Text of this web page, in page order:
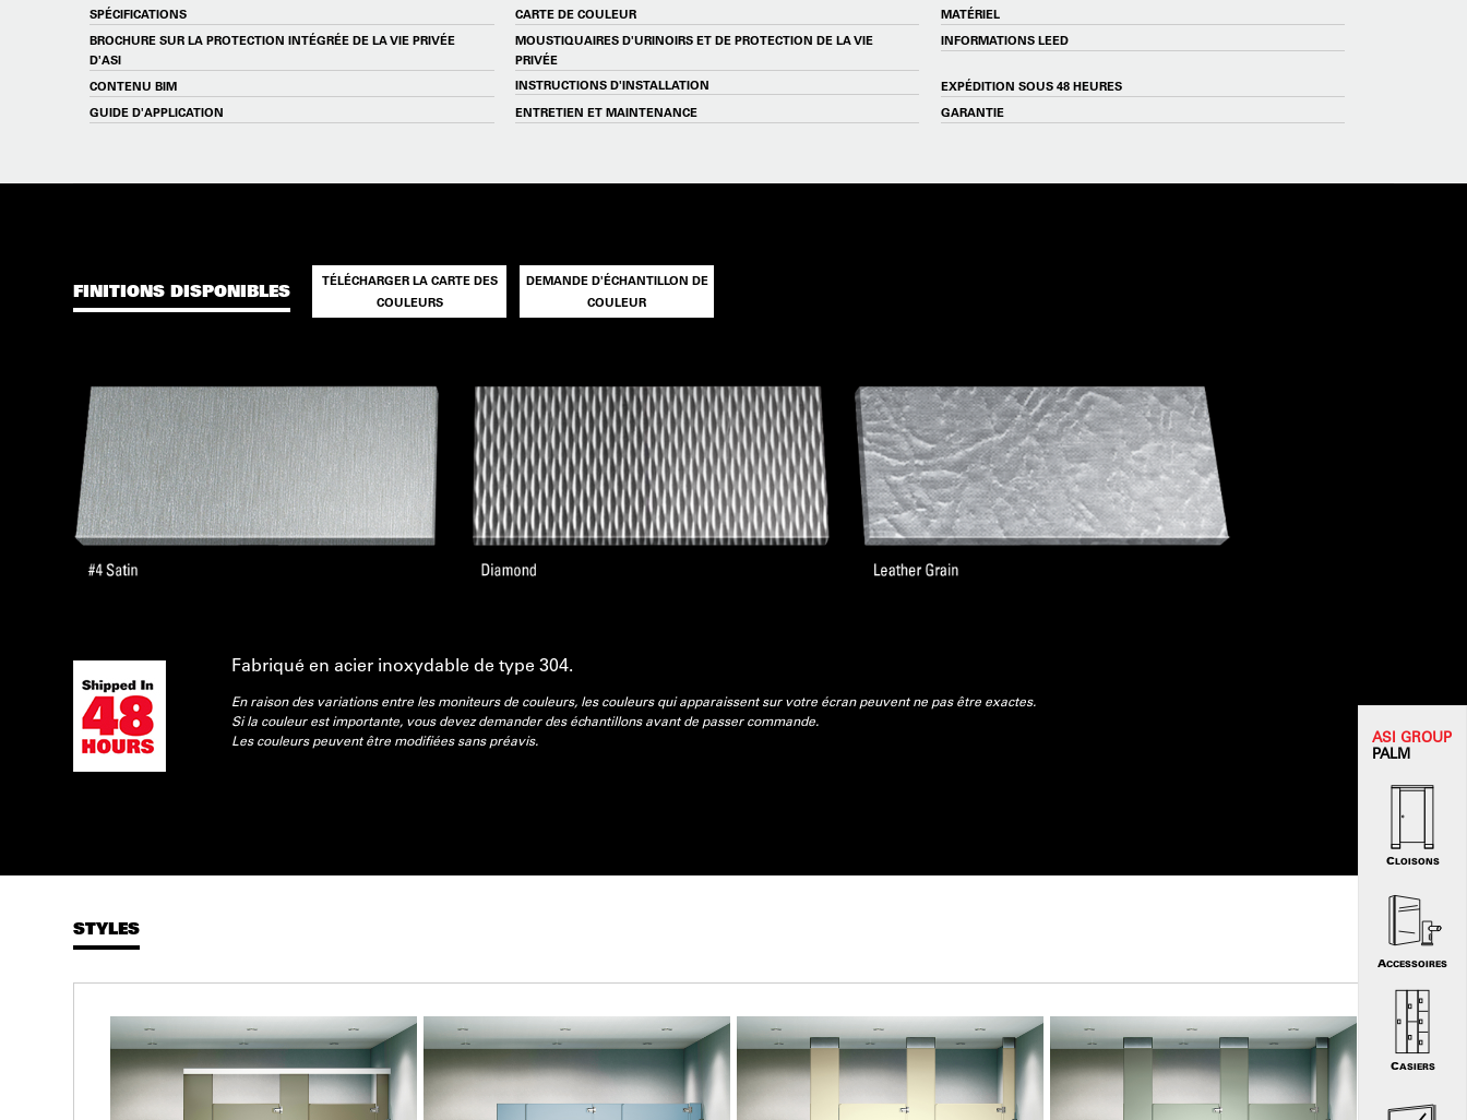
SPÉCIFICATIONS CARTE DE COULEUR
MATÉRIEL
BROCHURE SUR LA PROTECTION INTÉGRÉE DE LA VIE PRIVÉE
D'ASI
MOUSTIQUAIRES D'URINOIRS ET DE PROTECTION DE LA VIE
PRIVÉE
INFORMATIONS LEED
CONTENU BIM INSTRUCTIONS D'INSTALLATION
EXPÉDITION SOUS 48 HEURES
GUIDE D'APPLICATION
ENTRETIEN ET MAINTENANCE GARANTIE
FINITIONS DISPONIBLES
TÉLÉCHARGER LA CARTE DES
COULEURS
DEMANDE D'ÉCHANTILLON DE
COULEUR
Fabriqué en acier inoxydable de type 304.
En raison des variations entre les moniteurs de couleurs, les couleurs qui apparaissent sur votre écran peuvent ne pas être exactes.
Si la couleur est importante, vous devez demander des échantillons avant de passer commande.
Les couleurs peuvent être modifiées sans préavis.
STYLES
ASI GROUP
PALM
CLOISONS
ACCESSOIRES
CASIERS